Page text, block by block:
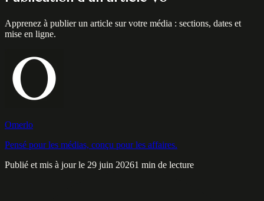
Apprenez à publier un article sur votre média : sections, dates et
mise en ligne.
Omerlo
Pensé pour les médias, conçu pour les affaires.
Publié et mis à jour le 29 juin 20261 min de lecture